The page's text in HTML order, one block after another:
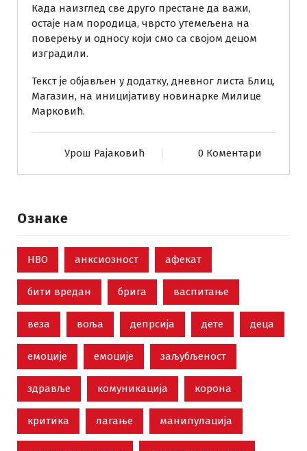
Када наизглед све друго престане да важи,
остаје нам породица, чврсто утемељена на
поверењу и односу који смо са својом децом
изградили.
Текст је објављен у додатку, дневног листа Блиц,
Магазин, на иницијативу новинарке Милице
Марковић.
Урош Рајаковић 0 Коментари
Ознаке
НВО анксиозност афекат
бити вредан брига васпитање
веза воља депрсија дете деца
емоције емоције заљубљеност
здравље комуникација корона
критика лагање манипулација